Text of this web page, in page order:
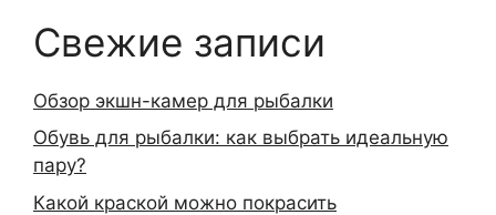
Свежие записи
Обзор экшн-камер для рыбалки
Обувь для рыбалки: как выбрать идеальную
пару?
Какой краской можно покрасить